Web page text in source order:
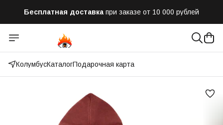
Бесплатная доставка при заказе от 10 000 рублей
Отправим заказ в течении часа после оформления
Оплатим до 50% доставки
КолумбусКаталогПодарочная карта